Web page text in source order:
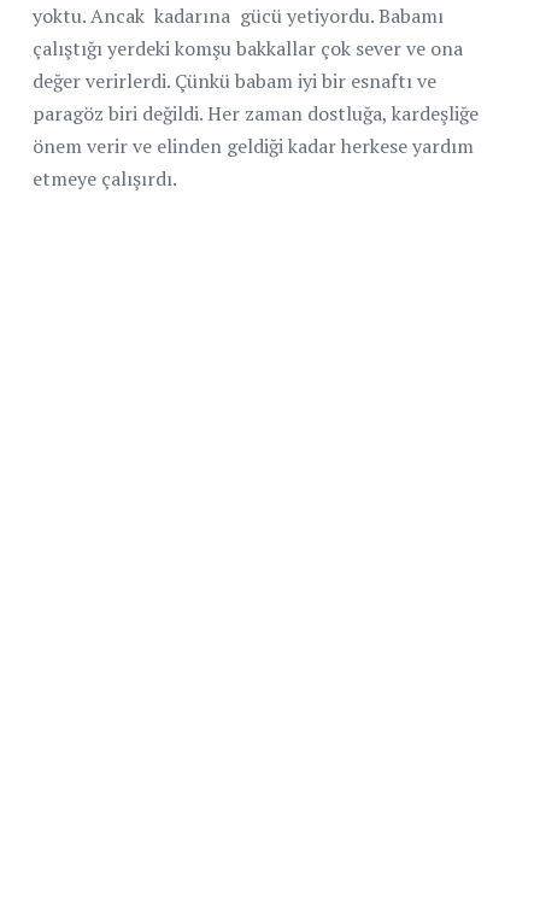
yoktu. Ancak kadarına gücü yetiyordu.Babamı
çalıştığı yerdeki komşu bakkallar çok sever ve ona
değer verirlerdi. Çünkü babam iyi bir esnaftı ve
paragöz biri değildi. Her zaman dostluğa, kardeşliğe
önem verir ve elinden geldiği kadar herkese yardım
etmeye çalışırdı.